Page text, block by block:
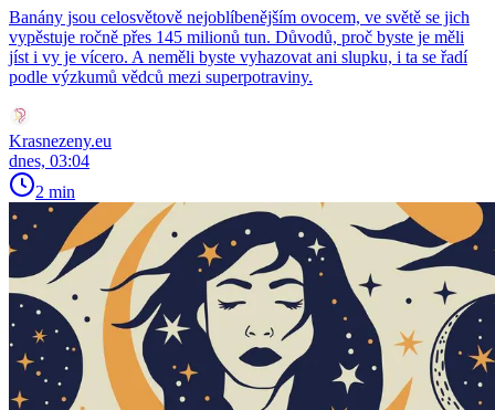
Banány jsou celosvětově nejoblíbenějším ovocem, ve světě se jich
vypěstuje ročně přes 145 milionů tun. Důvodů, proč byste je měli
jíst i vy je vícero. A neměli byste vyhazovat ani slupku, i ta se řadí
podle výzkumů vědců mezi superpotraviny.
Krasnezeny.eu
dnes, 03:04
2 min